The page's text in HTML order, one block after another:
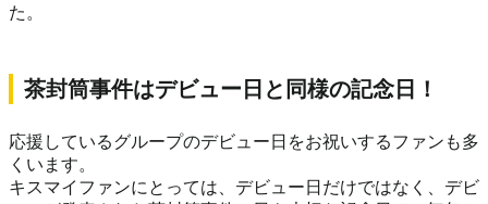
た。
茶封筒事件はデビュー日と同様の記念日！
応援しているグループのデビュー日をお祝いするファンも多
くいます。
キスマイファンにとっては、デビュー日だけではなく、デビ